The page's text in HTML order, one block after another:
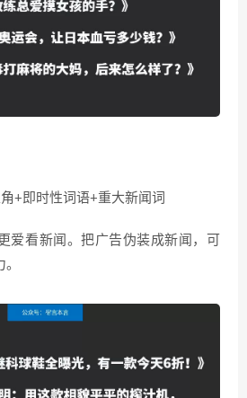
+即时性词语+重大新闻词
爱看新闻。把广告伪装成新闻，可